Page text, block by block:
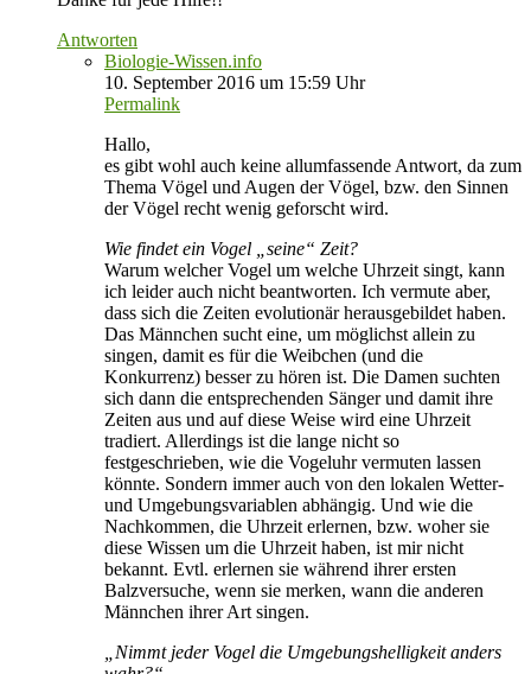
Antworten
Biologie-Wissen.info
10. September 2016 um 15:59 Uhr
Permalink
Hallo,
es gibt wohl auch keine allumfassende Antwort, da zum
Thema Vögel und Augen der Vögel, bzw. den Sinnen
der Vögel recht wenig geforscht wird.
Wie findet ein Vogel „seine“ Zeit?
Warum welcher Vogel um welche Uhrzeit singt, kann
ich leider auch nicht beantworten. Ich vermute aber,
dass sich die Zeiten evolutionär herausgebildet haben.
Das Männchen sucht eine, um möglichst allein zu
singen, damit es für die Weibchen (und die
Konkurrenz) besser zu hören ist. Die Damen suchten
sich dann die entsprechenden Sänger und damit ihre
Zeiten aus und auf diese Weise wird eine Uhrzeit
tradiert. Allerdings ist die lange nicht so
festgeschrieben, wie die Vogeluhr vermuten lassen
könnte. Sondern immer auch von den lokalen Wetter-
und Umgebungsvariablen abhängig. Und wie die
Nachkommen, die Uhrzeit erlernen, bzw. woher sie
diese Wissen um die Uhrzeit haben, ist mir nicht
bekannt. Evtl. erlernen sie während ihrer ersten
Balzversuche, wenn sie merken, wann die anderen
Männchen ihrer Art singen.
„Nimmt jeder Vogel die Umgebungshelligkeit anders